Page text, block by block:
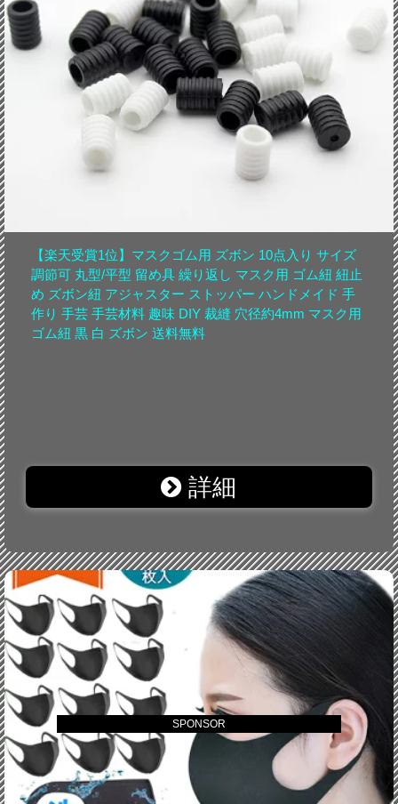
【楽天受賞1位】マスクゴム用 ズボン 10点入り サイズ
調節可 丸型/平型 留め具 繰り返し マスク用 ゴム紐 紐止
め ズボン紐 アジャスター ストッパー ハンドメイド 手
作り 手芸 手芸材料 趣味 DIY 裁縫 穴径約4mm マスク用
ゴム紐 黒 白 ズボン 送料無料
詳細
SPONSOR